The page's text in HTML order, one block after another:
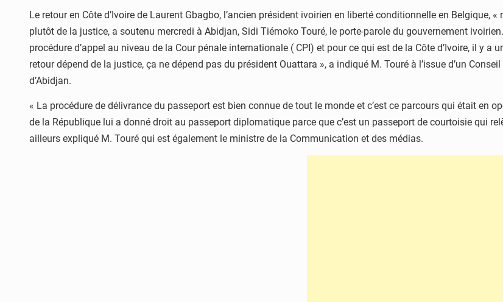
Le retour en Côte d’Ivoire de Laurent Gbagbo, l’ancien président ivoirien en liberté conditionnelle en Belgique,
plutôt de la justice, a soutenu mercredi à Abidjan, Sidi Tiémoko Touré, le porte-parole du gouvernement
procédure d’appel au niveau de la Cour pénale internationale ( CPI) et pour ce qui est de la Côte d’Ivoire, il y
retour dépend de la justice, ça ne dépend pas du président Ouattara », a indiqué M. Touré à l’issue d’un
d’Abidjan.
« La procédure de délivrance du passeport est bien connue de tout le monde et c’est ce parcours qui était en
de la République lui a donné droit au passeport diplomatique parce que c’est un passeport de courtoisie qui
ailleurs expliqué M. Touré qui est également le ministre de la Communication et des médias.